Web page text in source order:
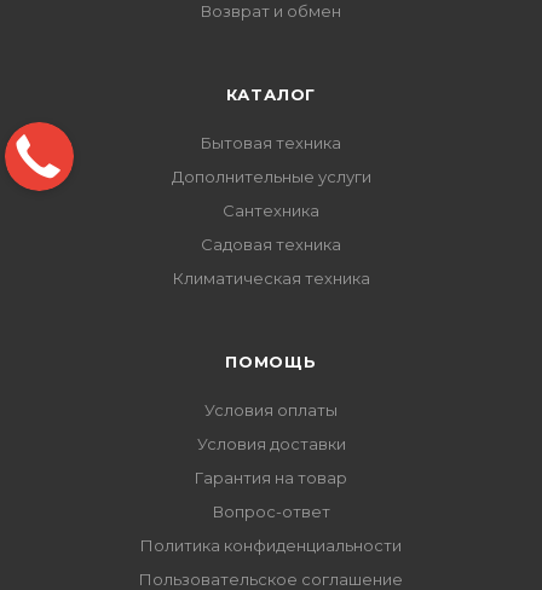
Возврат и обмен
КАТАЛОГ
Бытовая техника
Дополнительные услуги
Сантехника
Садовая техника
Климатическая техника
ПОМОЩЬ
Условия оплаты
Условия доставки
Гарантия на товар
Вопрос-ответ
Политика конфиденциальности
Пользовательское соглашение